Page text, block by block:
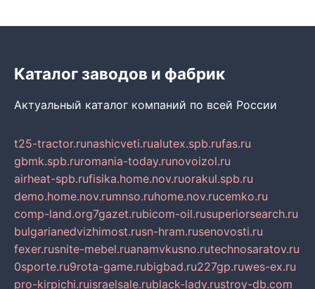
Каталог заводов и фабрик
Актуальный каталог компаний по всей России
t25-tractor.runashicveti.rualutex.spb.rufas.ru
gbmk.spb.ruromania-today.runovoizol.ru
airheat-spb.rufisika.home.nov.ruorakul.spb.ru
demo.home.nov.rumnso.ruhome.nov.rucemko.ru
comp-land.org7gazet.rubicom-oil.rusuperiorsearch.ru
bulgarianedvizhimost.rusn-hram.rusenovosti.ru
fexer.rusnite-mebel.ruanamvkusno.rutechnosaratov.ru
0sporte.ru9rota-game.rubigbad.ru227gp.ruwes-ex.ru
pro-kirpichi.ruisraelsale.rublack-lady.rustroy-db.com